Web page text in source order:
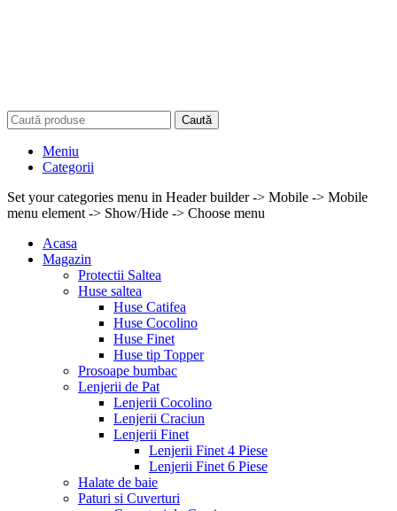
Caută
Meniu
Categorii
Set your categories menu in Header builder -> Mobile -> Mobile
menu element -> Show/Hide -> Choose menu
Acasa
Magazin
Protectii Saltea
Huse saltea
Huse Catifea
Huse Cocolino
Huse Finet
Huse tip Topper
Prosoape bumbac
Lenjerii de Pat
Lenjerii Cocolino
Lenjerii Craciun
Lenjerii Finet
Lenjerii Finet 4 Piese
Lenjerii Finet 6 Piese
Halate de baie
Paturi si Cuverturi